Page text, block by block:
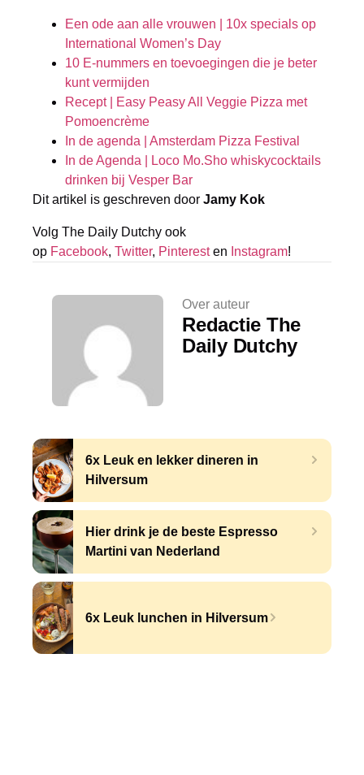
Een ode aan alle vrouwen | 10x specials op
International Women’s Day
10 E-nummers en toevoegingen die je beter
kunt vermijden
Recept | Easy Peasy All Veggie Pizza met
Pomoencrème
In de agenda | Amsterdam Pizza Festival
In de Agenda | Loco Mo.Sho whiskycocktails
drinken bij Vesper Bar
Dit artikel is geschreven door Jamy Kok
Volg The Daily Dutchy ook
op Facebook, Twitter, Pinteresten Instagram!
Over auteur
Redactie The
Daily Dutchy
6x Leuk en lekker dineren in
Hilversum
Hier drink je de beste Espresso
Martini van Nederland
6x Leuk lunchen in Hilversum